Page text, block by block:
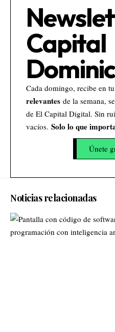
Capital
Cada domingo, recibe en
relevantes de la semana,
de El Capital Digital. Sin
vacíos. Solo lo que
Únete
Noticias relacionadas